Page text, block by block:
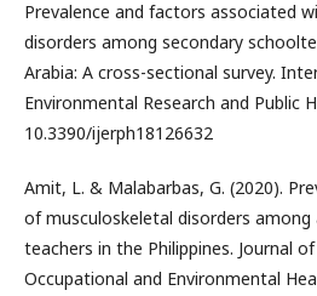
Prevalence and factors associated
disorders among secondary
Arabia: A cross-sectional survey.
Environmental Research and Public
10.3390/ijerph18126632
Amit, L. & Malabarbas, G. (2020).
of musculoskeletal disorders among
teachers in the Philippines. Journal
Occupational and Environmental